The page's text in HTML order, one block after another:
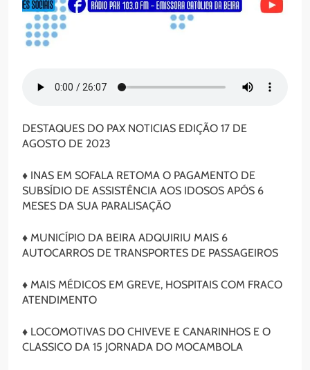
DESTAQUES DO PAX NOTICIAS EDIÇÃO 17 DE
AGOSTO DE 2023
♦ INAS EM SOFALA RETOMA O PAGAMENTO DE
SUBSÍDIO DE ASSISTÊNCIA AOS IDOSOS APÓS 6
MESES DA SUA PARALISAÇÃO
♦ MUNICÍPIO DA BEIRA ADQUIRIU MAIS 6
AUTOCARROS DE TRANSPORTES DE PASSAGEIROS
♦ MAIS MÉDICOS EM GREVE, HOSPITAIS COM FRACO
ATENDIMENTO
♦ LOCOMOTIVAS DO CHIVEVE E CANARINHOS E O
CLASSICO DA 15 JORNADA DO MOCAMBOLA